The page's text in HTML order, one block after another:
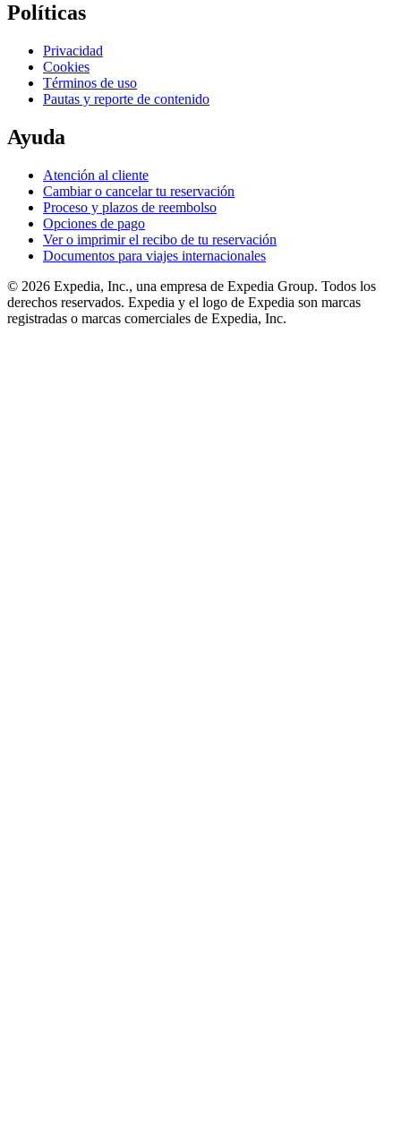
Políticas
Privacidad
Cookies
Términos de uso
Pautas y reporte de contenido
Ayuda
Atención al cliente
Cambiar o cancelar tu reservación
Proceso y plazos de reembolso
Opciones de pago
Ver o imprimir el recibo de tu reservación
Documentos para viajes internacionales
© 2026 Expedia, Inc., una empresa de Expedia Group. Todos los
derechos reservados. Expedia y el logo de Expedia son marcas
registradas o marcas comerciales de Expedia, Inc.